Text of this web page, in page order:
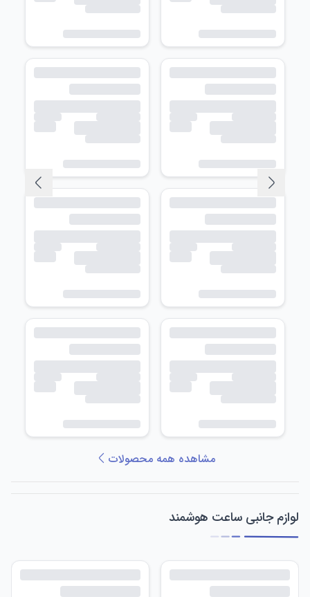
مشاهده همه محصولات
لوازم جانبی ساعت هوشمند